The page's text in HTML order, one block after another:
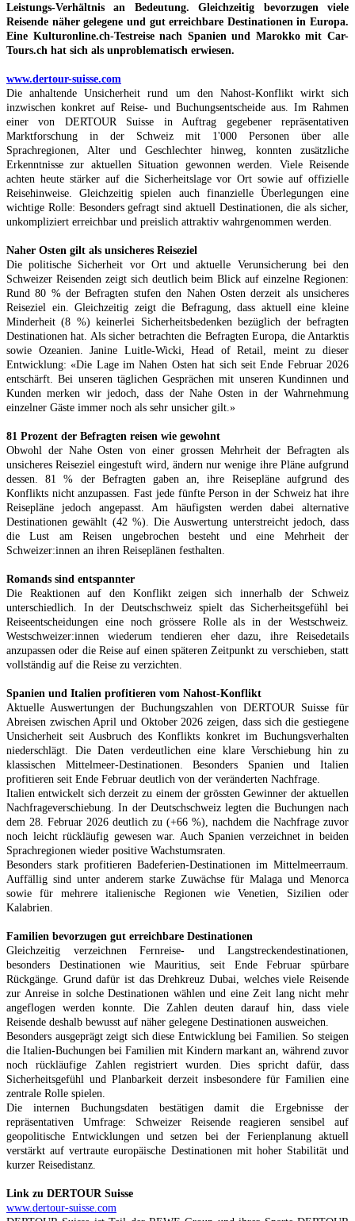
Leistungs-Verhältnis an Bedeutung. Gleichzeitig bevorzugen viele
Reisende näher gelegene und gut erreichbare Destinationen in Europa.
Eine Kulturonline.ch-Testreise nach Spanien und Marokko mit Car-
Tours.ch hat sich als unproblematisch erwiesen.
www.dertour-suisse.com
Die anhaltende Unsicherheit rund um den Nahost-Konflikt wirkt sich
inzwischen konkret auf Reise- und Buchungsentscheide aus. Im Rahmen
einer von DERTOUR Suisse in Auftrag gegebener repräsentativen
Marktforschung in der Schweiz mit 1'000 Personen über alle
Sprachregionen, Alter und Geschlechter hinweg, konnten zusätzliche
Erkenntnisse zur aktuellen Situation gewonnen werden. Viele Reisende
achten heute stärker auf die Sicherheitslage vor Ort sowie auf offizielle
Reisehinweise. Gleichzeitig spielen auch finanzielle Überlegungen eine
wichtige Rolle: Besonders gefragt sind aktuell Destinationen, die als sicher,
unkompliziert erreichbar und preislich attraktiv wahrgenommen werden.
Naher Osten gilt als unsicheres Reiseziel
Die politische Sicherheit vor Ort und aktuelle Verunsicherung bei den
Schweizer Reisenden zeigt sich deutlich beim Blick auf einzelne Regionen:
Rund 80 % der Befragten stufen den Nahen Osten derzeit als unsicheres
Reiseziel ein. Gleichzeitig zeigt die Befragung, dass aktuell eine kleine
Minderheit (8 %) keinerlei Sicherheitsbedenken bezüglich der befragten
Destinationen hat. Als sicher betrachten die Befragten Europa, die Antarktis
sowie Ozeanien. Janine Luitle-Wicki, Head of Retail, meint zu dieser
Entwicklung: «Die Lage im Nahen Osten hat sich seit Ende Februar 2026
entschärft. Bei unseren täglichen Gesprächen mit unseren Kundinnen und
Kunden merken wir jedoch, dass der Nahe Osten in der Wahrnehmung
einzelner Gäste immer noch als sehr unsicher gilt.»
81 Prozent der Befragten reisen wie gewohnt
Obwohl der Nahe Osten von einer grossen Mehrheit der Befragten als
unsicheres Reiseziel eingestuft wird, ändern nur wenige ihre Pläne aufgrund
dessen. 81 % der Befragten gaben an, ihre Reisepläne aufgrund des
Konflikts nicht anzupassen. Fast jede fünfte Person in der Schweiz hat ihre
Reisepläne jedoch angepasst. Am häufigsten werden dabei alternative
Destinationen gewählt (42 %). Die Auswertung unterstreicht jedoch, dass
die Lust am Reisen ungebrochen besteht und eine Mehrheit der
Schweizer:innen an ihren Reiseplänen festhalten.
Romands sind entspannter
Die Reaktionen auf den Konflikt zeigen sich innerhalb der Schweiz
unterschiedlich. In der Deutschschweiz spielt das Sicherheitsgefühl bei
Reiseentscheidungen eine noch grössere Rolle als in der Westschweiz.
Westschweizer:innen wiederum tendieren eher dazu, ihre Reisedetails
anzupassen oder die Reise auf einen späteren Zeitpunkt zu verschieben, statt
vollständig auf die Reise zu verzichten.
Spanien und Italien profitieren vom Nahost-Konflikt
Aktuelle Auswertungen der Buchungszahlen von DERTOUR Suisse für
Abreisen zwischen April und Oktober 2026 zeigen, dass sich die gestiegene
Unsicherheit seit Ausbruch des Konflikts konkret im Buchungsverhalten
niederschlägt. Die Daten verdeutlichen eine klare Verschiebung hin zu
klassischen Mittelmeer-Destinationen. Besonders Spanien und Italien
profitieren seit Ende Februar deutlich von der veränderten Nachfrage.
Italien entwickelt sich derzeit zu einem der grössten Gewinner der aktuellen
Nachfrageverschiebung. In der Deutschschweiz legten die Buchungen nach
dem 28. Februar 2026 deutlich zu (+66 %), nachdem die Nachfrage zuvor
noch leicht rückläufig gewesen war. Auch Spanien verzeichnet in beiden
Sprachregionen wieder positive Wachstumsraten.
Besonders stark profitieren Badeferien-Destinationen im Mittelmeerraum.
Auffällig sind unter anderem starke Zuwächse für Malaga und Menorca
sowie für mehrere italienische Regionen wie Venetien, Sizilien oder
Kalabrien.
Familien bevorzugen gut erreichbare Destinationen
Gleichzeitig verzeichnen Fernreise- und Langstreckendestinationen,
besonders Destinationen wie Mauritius, seit Ende Februar spürbare
Rückgänge. Grund dafür ist das Drehkreuz Dubai, welches viele Reisende
zur Anreise in solche Destinationen wählen und eine Zeit lang nicht mehr
angeflogen werden konnte. Die Zahlen deuten darauf hin, dass viele
Reisende deshalb bewusst auf näher gelegene Destinationen ausweichen.
Besonders ausgeprägt zeigt sich diese Entwicklung bei Familien. So steigen
die Italien-Buchungen bei Familien mit Kindern markant an, während zuvor
noch rückläufige Zahlen registriert wurden. Dies spricht dafür, dass
Sicherheitsgefühl und Planbarkeit derzeit insbesondere für Familien eine
zentrale Rolle spielen.
Die internen Buchungsdaten bestätigen damit die Ergebnisse der
repräsentativen Umfrage: Schweizer Reisende reagieren sensibel auf
geopolitische Entwicklungen und setzen bei der Ferienplanung aktuell
verstärkt auf vertraute europäische Destinationen mit hoher Stabilität und
kurzer Reisedistanz.
Link zu DERTOUR Suisse
www.dertour-suisse.com